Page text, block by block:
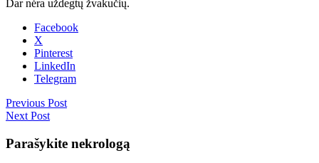
Dar nėra uždegtų žvakučių.
Facebook
X
Pinterest
LinkedIn
Telegram
Previous Post
Next Post
Parašykite nekrologą